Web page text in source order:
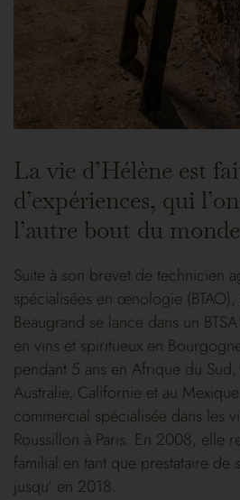
La vie d’Hélène est
d’expériences, qui
l’autre bout du
Suite à son brevet de technicien
spécialisées en œnologie
Beaugrand se lance dans un
en vins et spiritueux en
pendant 5 ans en Afrique du
Australie, Californie et au
commercial spécialisée dans les
Roussillon à Paris. En 2008, elle
familial en tant que prestataire
jusqu’ en 2018.